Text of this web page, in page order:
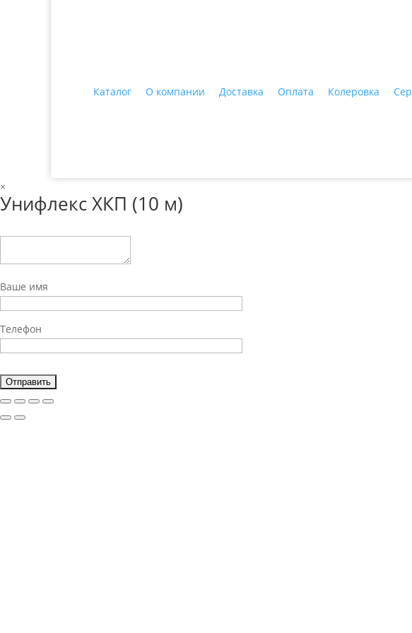
Каталог О компании Доставка Оплата Колеровка
×
Унифлекс ХКП (10 м)
Ваше имя
Телефон